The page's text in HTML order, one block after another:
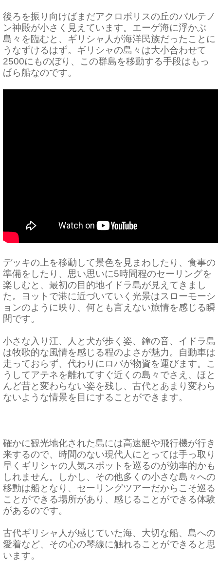
後ろを振り向けばまだアクロポリスの丘のパルテノ
ン神殿が小さく見えています。エーゲ海に浮かぶ
島々を臨むと、ギリシャ人が海洋民族だったことに
うなずけるはず。ギリシャの島々は大小合わせて
2500にものぼり、この群島を移動する手段はもっ
ぱら船なのです。
デッキの上を移動して景色を見まわしたり、食事の
準備をしたり、思い思いに5時間程のセーリングを
楽しむと、最初の目的地イドラ島が見えてきまし
た。ヨットで港に近づいていく光景はスローモーシ
ョンのように映り、何とも言えない旅情を感じる瞬
間です。
小さな入り江、人と犬が歩く姿、鐘の音、イドラ島
は牧歌的な風情を感じる程のよさが魅力。自動車は
走っておらず、代わりにロバが物資を運びます。こ
うしてアテネを離れてすぐ近くの島々でさえ、ほと
んど昔と変わらない姿を残し、古代とあまり変わら
ないような情景を目にすることができます。
確かに観光地化された島には高速艇や飛行機が行き
来するので、時間のない現代人にとっては手っ取り
早くギリシャの人気スポットを巡るのが効率的かも
しれません。しかし、その他多くの小さな島々への
移動は船となり、セーリングツアーだからこそ巡る
ことができる場所があり、感じることができる体験
があるのです。
古代ギリシャ人が感じていた海、大切な船、島への
愛着など、その心の琴線に触れることができると思
います。